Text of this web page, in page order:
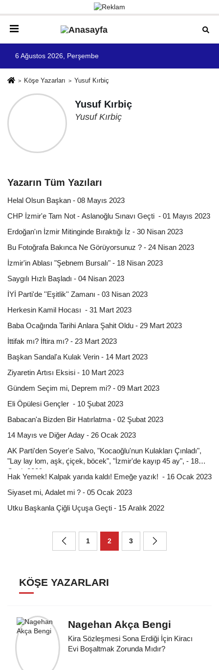
6 Ağustos 2026, Perşembe
Köşe Yazarları Yusuf Kırbiç
Yusuf Kırbiç
Yusuf Kırbiç
Yazarın Tüm Yazıları
Helal Olsun Başkan - 08 Mayıs 2023
CHP İzmir'e Tam Not - Aslanoğlu Sınavı Geçti - 01 Mayıs 2023
Erdoğan'ın İzmir Mitinginde Bıraktığı İz - 30 Nisan 2023
Bu Fotoğrafa Bakınca Ne Görüyorsunuz ? - 24 Nisan 2023
İzmir'in Ablası "Şebnem Bursalı" - 18 Nisan 2023
Saygılı Hızlı Başladı - 04 Nisan 2023
İYİ Parti'de ''Eşitlik'' Zamanı - 03 Nisan 2023
Herkesin Kamil Hocası - 31 Mart 2023
Baba Ocağında Tarihi Anlara Şahit Oldu - 29 Mart 2023
İttifak mı? İftira mı? - 23 Mart 2023
Başkan Sandal'a Kulak Verin - 14 Mart 2023
Ziyaretin Artısı Eksisi - 10 Mart 2023
Gündem Seçim mi, Deprem mi? - 09 Mart 2023
Eli Öpülesi Gençler - 10 Şubat 2023
Babacan'a Bizden Bir Hatırlatma - 02 Şubat 2023
14 Mayıs ve Diğer Aday - 26 Ocak 2023
AK Parti'den Soyer'e Salvo, "Kocaoğlu'nun Kulakları Çınladı",
"Lay lay lom, aşk, çiçek, böcek", "İzmir'de kayıp 45 ay", - 18
Ocak 2023
Hak Yemek! Kalpak yarıda kaldı! Emeğe yazık! - 16 Ocak 2023
Siyaset mi, Adalet mi ? - 05 Ocak 2023
Utku Başkanla Çiğli Uçuşa Geçti - 15 Aralık 2022
1 2 3
KÖŞE YAZARLARI
Nagehan Akça Bengi
Kira Sözleşmesi Sona Erdiği İçin Kiracı
Evi Boşaltmak Zorunda Mıdır?